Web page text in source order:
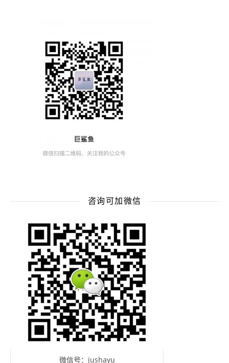
咨询可加微信
微信号：jushayu